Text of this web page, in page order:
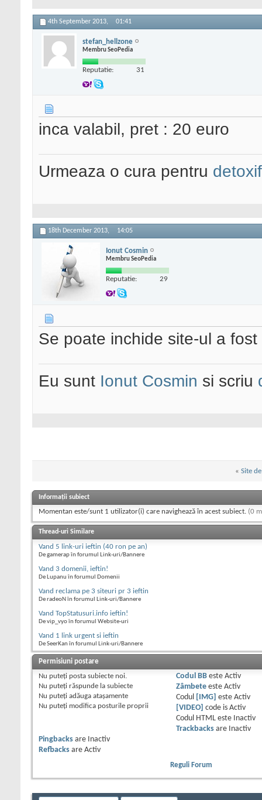
4th September 2013, 01:41
stefan_hellzone
Membru SeoPedia
Reputatie: 31
inca valabil, pret : 20 euro
Urmeaza o cura pentru
18th December 2013, 14:05
Ionut Cosmin
Membru SeoPedia
Reputatie: 29
Se poate inchide site-ul a
Eu sunt Ionut Cosmin si scriu
« Site
Informații subiect
Momentan este/sunt 1 utilizator(i) care navighează în acest subiect. (0
Thread-uri Similare
Vand 5 link-uri ieftin (40 ron pe an)
De gamerap în forumul Link-uri/Bannere
Vand 3 domenii, ieftin!
De Lupanu în forumul Domenii
Vand reclama pe 3 siteuri pr 3 ieftin
De radeoN în forumul Link-uri/Bannere
Vand TopStatusuri.info ieftin!
De vip_vyo în forumul Website-uri
Vand 1 link urgent si ieftin
De SeerKan în forumul Link-uri/Bannere
Permisiuni postare
Nu puteţi posta subiecte noi.
Nu puteţi răspunde la subiecte
Nu puteţi adăuga ataşamente
Nu puteţi modifica posturile proprii
Codul BBeste Activ
Zâmbeteeste Activ
Codul
[IMG] este Activ
[VIDEO]
code is Activ
Codul HTML este
Inactiv
Trackbacksare
Inactiv
Pingbacks are
Inactiv
Refbacks are Activ
Reguli Forum